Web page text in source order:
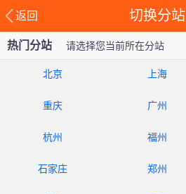
返回 切换分站
热门分站 请选择您当前所在分站
北京 上海
重庆 广州
杭州 福州
石家庄 郑州